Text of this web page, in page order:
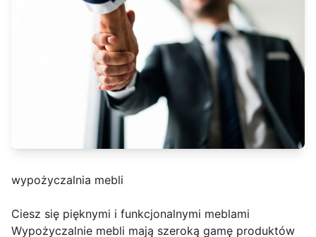
wypożyczalnia mebli
Ciesz się pięknymi i funkcjonalnymi meblami
Wypożyczalnie mebli mają szeroką gamę produktów